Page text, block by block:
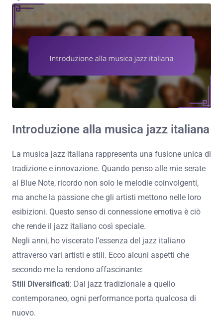
Introduzione alla musica jazz italiana
La musica jazz italiana rappresenta una fusione unica di
tradizione e innovazione. Quando penso alle mie serate
al Blue Note, ricordo non solo le melodie coinvolgenti,
ma anche la passione che gli artisti mettono nelle loro
esibizioni. Questo senso di connessione emotiva è ciò
che rende il jazz italiano così speciale.
Negli anni, ho viscerato l’essenza del jazz italiano
attraverso vari artisti e stili. Ecco alcuni aspetti che
secondo me la rendono affascinante:
Stili Diversificati: Dal jazz tradizionale a quello
contemporaneo, ogni performance porta qualcosa di
nuovo.